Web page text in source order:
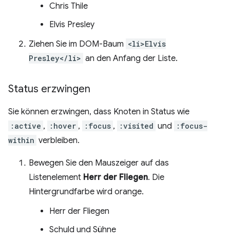
Chris Thile
Elvis Presley
Ziehen Sie im DOM-Baum <li>Elvis
Presley</li> an den Anfang der Liste.
Status erzwingen
Sie können erzwingen, dass Knoten in Status wie
:active , :hover , :focus , :visited und
:focus-
within verbleiben.
Bewegen Sie den Mauszeiger auf das
Listenelement Herr der Fliegen. Die
Hintergrundfarbe wird orange.
Herr der Fliegen
Schuld und Sühne